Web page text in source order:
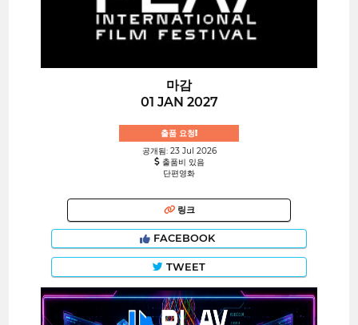
마감
01 JAN 2027
출품 요청!
공개됨: 23 Jul 2026
출품비 있음
단편영화
링크
FACEBOOK
TWEET